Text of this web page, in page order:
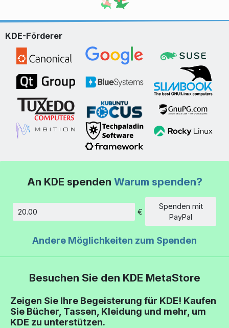
KDE-Förderer
An KDE spenden Warum spenden?
€
Spenden mit
PayPal
Andere Möglichkeiten zum Spenden
Besuchen Sie den KDE MetaStore
Zeigen Sie Ihre Begeisterung für KDE! Kaufen
Sie Bücher, Tassen, Kleidung und mehr, um
KDE zu unterstützen.